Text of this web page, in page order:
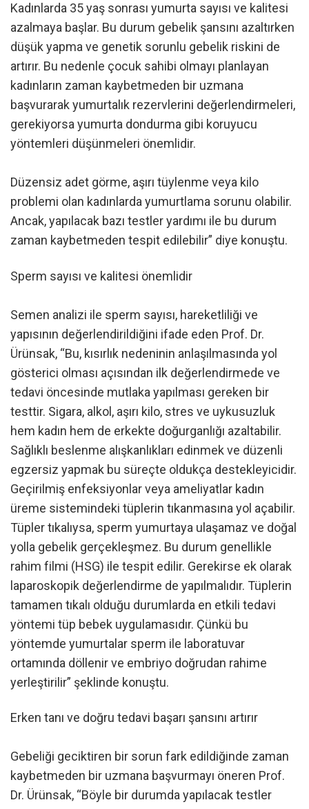
Kadınlarda 35 yaş sonrası yumurta sayısı ve kalitesi
azalmaya başlar. Bu durum gebelik şansını azaltırken
düşük yapma ve genetik sorunlu gebelik riskini de
artırır. Bu nedenle çocuk sahibi olmayı planlayan
kadınların zaman kaybetmeden bir uzmana
başvurarak yumurtalık rezervlerini değerlendirmeleri,
gerekiyorsa yumurta dondurma gibi koruyucu
yöntemleri düşünmeleri önemlidir.
Düzensiz adet görme, aşırı tüylenme veya kilo
problemi olan kadınlarda yumurtlama sorunu olabilir.
Ancak, yapılacak bazı testler yardımı ile bu durum
zaman kaybetmeden tespit edilebilir” diye konuştu.
Sperm sayısı ve kalitesi önemlidir
Semen analizi ile sperm sayısı, hareketliliği ve
yapısının değerlendirildiğini ifade eden Prof. Dr.
Ürünsak, “Bu, kısırlık nedeninin anlaşılmasında yol
gösterici olması açısından ilk değerlendirmede ve
tedavi öncesinde mutlaka yapılması gereken bir
testtir. Sigara, alkol, aşırı kilo, stres ve uykusuzluk
hem kadın hem de erkekte doğurganlığı azaltabilir.
Sağlıklı beslenme alışkanlıkları edinmek ve düzenli
egzersiz yapmak bu süreçte oldukça destekleyicidir.
Geçirilmiş enfeksiyonlar veya ameliyatlar kadın
üreme sistemindeki tüplerin tıkanmasına yol açabilir.
Tüpler tıkalıysa, sperm yumurtaya ulaşamaz ve doğal
yolla gebelik gerçekleşmez. Bu durum genellikle
rahim filmi (HSG) ile tespit edilir. Gerekirse ek olarak
laparoskopik değerlendirme de yapılmalıdır. Tüplerin
tamamen tıkalı olduğu durumlarda en etkili tedavi
yöntemi tüp bebek uygulamasıdır. Çünkü bu
yöntemde yumurtalar sperm ile laboratuvar
ortamında döllenir ve embriyo doğrudan rahime
yerleştirilir” şeklinde konuştu.
Erken tanı ve doğru tedavi başarı şansını artırır
Gebeliği geciktiren bir sorun fark edildiğinde zaman
kaybetmeden bir uzmana başvurmayı öneren Prof.
Dr. Ürünsak, “Böyle bir durumda yapılacak testler